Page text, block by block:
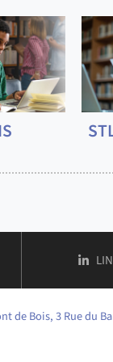
DES
de Bois, 3 Rue du